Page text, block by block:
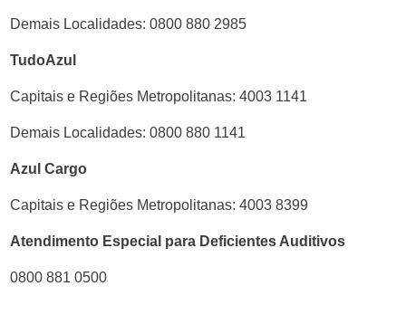
Demais Localidades: 0800 880 2985
TudoAzul
Capitais e Regiões Metropolitanas: 4003 1141
Demais Localidades: 0800 880 1141
Azul Cargo
Capitais e Regiões Metropolitanas: 4003 8399
Atendimento Especial para Deficientes Auditivos
0800 881 0500